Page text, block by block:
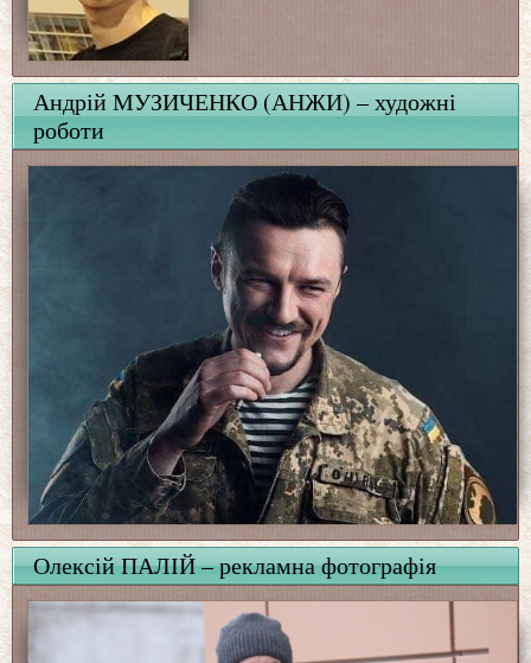
Андрій МУЗИЧЕНКО (АНЖИ) – художні
роботи
Олексій ПАЛІЙ – рекламна фотографія